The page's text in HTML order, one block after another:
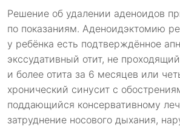
Решение об удалении аденоидов
по показаниям. Аденоидэктомию
у ребёнка есть подтверждённое
экссудативный отит, не
и более отита за 6 месяцев или
хронический синусит с
поддающийся консервативному
затруднение носового дыхания,